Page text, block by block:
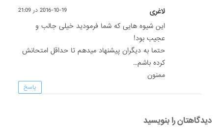
لاغری 2016-10-19 در 21:09
این شیوه هایی که شما فرمودید خیلی جالب و
عجیب بود!
حتما به دیگران پیشنهاد میدهم تا حداقل امتحانش
کرده باشم…
ممنون
پاسخ
دیدگاهتان را بنویسید